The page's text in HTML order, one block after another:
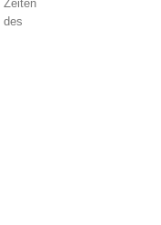
Zeiten
des